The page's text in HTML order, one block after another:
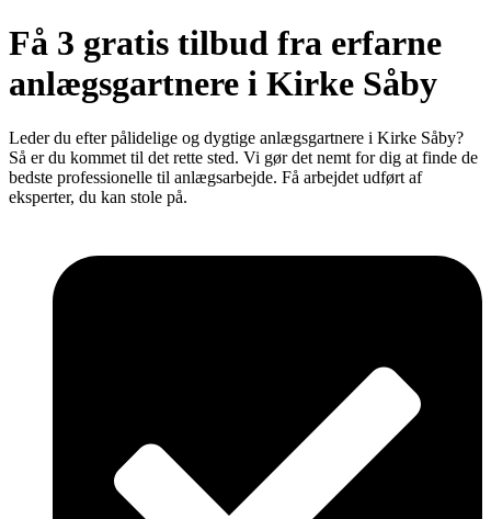
Få 3 gratis tilbud fra erfarne
anlægsgartnere i Kirke Såby
Leder du efter pålidelige og dygtige anlægsgartnere i Kirke Såby?
Så er du kommet til det rette sted. Vi gør det nemt for dig at finde de
bedste professionelle til anlægsarbejde. Få arbejdet udført af
eksperter, du kan stole på.